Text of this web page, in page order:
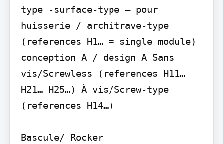
type -surface-type – pour
huisserie / architrave-type
(references H1… = single module)
conception A / design A Sans
vis/Screwless (references H11…
H21… H25…) À vis/Screw-type
(references H14…)
Bascule/ Rocker